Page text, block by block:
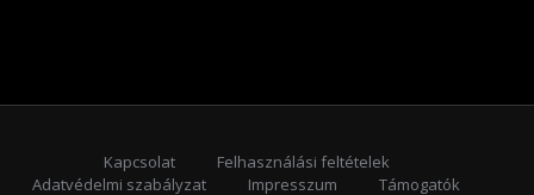
Kapcsolat
Felhasználási feltételek
Adatvédelmi szabályzat
Impresszum Támogatók